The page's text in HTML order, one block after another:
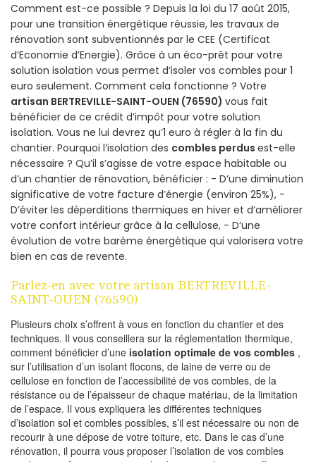
Comment est-ce possible ? Depuis la loi du 17 août 2015,
pour une transition énergétique réussie, les travaux de
rénovation sont subventionnés par le CEE (Certificat
d’Economie d’Energie). Grâce à un éco-prêt pour votre
solution isolation vous permet d’isoler vos combles pour 1
euro seulement. Comment cela fonctionne ? Votre
artisan BERTREVILLE-SAINT-OUEN (76590) vous fait
bénéficier de ce crédit d’impôt pour votre solution
isolation. Vous ne lui devrez qu’1 euro à régler à la fin du
chantier. Pourquoi l’isolation des combles perdus est-elle
nécessaire ? Qu’il s’agisse de votre espace habitable ou
d’un chantier de rénovation, bénéficier : - D’une diminution
significative de votre facture d’énergie (environ 25%), -
D’éviter les déperditions thermiques en hiver et d’améliorer
votre confort intérieur grâce à la cellulose, - D’une
évolution de votre barème énergétique qui valorisera votre
bien en cas de revente.
Parlez-en avec votre artisan BERTREVILLE-
SAINT-OUEN (76590)
Plusieurs choix s’offrent à vous en fonction du chantier et des
techniques. Il vous conseillera sur la réglementation thermique,
comment bénéficier d’une isolation optimale de vos combles ,
sur l’utilisation d’un isolant flocons, de laine de verre ou de
cellulose en fonction de l’accessibilité de vos combles, de la
résistance ou de l’épaisseur de chaque matériau, de la limitation
de l’espace. Il vous expliquera les différentes techniques
d’isolation sol et combles possibles, s’il est nécessaire ou non de
recourir à une dépose de votre toiture, etc. Dans le cas d’une
rénovation, il pourra vous proposer l’isolation de vos combles